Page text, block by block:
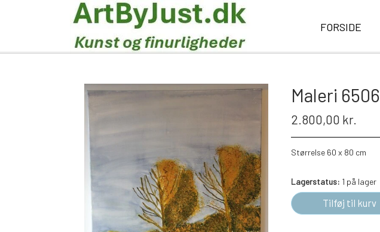
FORSIDE
Maleri 6506
2.800,00 kr.
Størrelse 60 x 80 cm
Lagerstatus: 1 på lager
Tilføj til kurv